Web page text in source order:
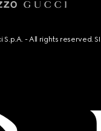
- All rights reserved.